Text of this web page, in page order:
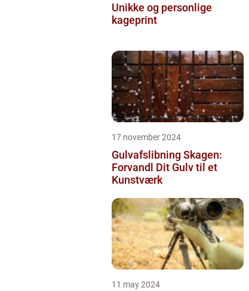
Unikke og personlige
kageprint
17 november 2024
Gulvafslibning Skagen:
Forvandl Dit Gulv til et
Kunstværk
11 may 2024